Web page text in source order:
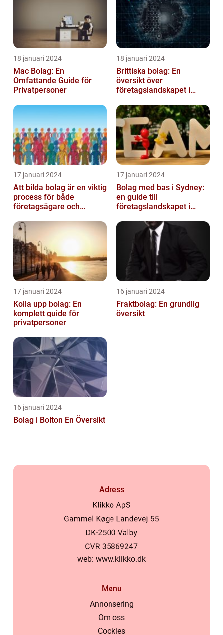
18 januari 2024
Mac Bolag: En
Omfattande Guide för
Privatpersoner
18 januari 2024
Brittiska bolag: En
översikt över
företagslandskapet i
17 januari 2024
Att bilda bolag är en viktig
process för både
företagsägare och
etablera en ...
17 januari 2024
Bolag med bas i Sydney:
en guide till
företagslandskapet i
stad
17 januari 2024
Kolla upp bolag: En
komplett guide för
privatpersoner
16 januari 2024
Fraktbolag: En grundlig
översikt
16 januari 2024
Bolag i Bolton En Översikt
Adress
web: www.klikko.dk
Menu
Annonsering
Om oss
Cookies